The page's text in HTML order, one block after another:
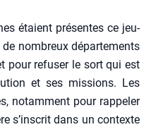
étaient pré­sentes ce jeu­
nom­breux dépar­te­ments
pour refu­ser le sort qui est
et ses mis­sions. Les
notam­ment pour rap­pe­ler
s’inscrit dans un contexte